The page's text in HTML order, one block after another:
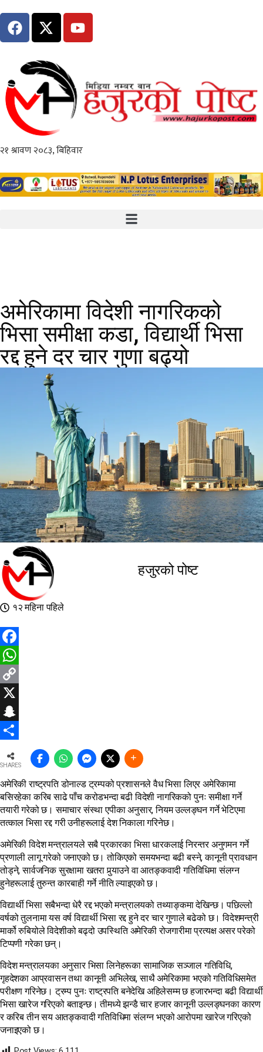
अमेरिकामा विदेशी नागरिकको
भिसा समीक्षा कडा, विद्यार्थी भिसा
रद्द हुने दर चार गुणा बढ्यो
हजुरको पोष्ट
१२ महिना पहिले
Facebook
WhatsApp
Copy
Link
X
Snapchat
SHARES
अमेरिकी राष्ट्रपति डोनाल्ड ट्रम्पको प्रशासनले वैध भिसा लिएर अमेरिकामा
बसिरहेका करिब साढे पाँच करोडभन्दा बढी विदेशी नागरिकको पुनः समीक्षा गर्ने
तयारी गरेको छ। समाचार संस्था एपीका अनुसार, नियम उल्लङ्घन गर्ने भेटिएमा
तत्काल भिसा रद्द गरी उनीहरूलाई देश निकाला गरिनेछ।
अमेरिकी विदेश मन्त्रालयले सबै प्रकारका भिसा धारकलाई निरन्तर अनुगमन गर्ने
प्रणाली लागू गरेको जनाएको छ। तोकिएको समयभन्दा बढी बस्ने, कानूनी प्रावधान
तोड्ने, सार्वजनिक सुरक्षामा खतरा पुर्‍याउने वा आतङ्कवादी गतिविधिमा संलग्न
हुनेहरूलाई तुरुन्त कारबाही गर्ने नीति ल्याइएको छ।
विद्यार्थी भिसा सबैभन्दा धेरै रद्द भएको मन्त्रालयको तथ्याङ्कमा देखिन्छ। पछिल्लो
वर्षको तुलनामा यस वर्ष विद्यार्थी भिसा रद्द हुने दर चार गुणाले बढेको छ। विदेशमन्त्री
मार्को रुबियोले विदेशीको बढ्दो उपस्थिति अमेरिकी रोजगारीमा प्रत्यक्ष असर परेको
टिप्पणी गरेका छन्।
विदेश मन्त्रालयका अनुसार भिसा लिनेहरूका सामाजिक सञ्जाल गतिविधि,
गृहदेशका आप्रवासन तथा कानूनी अभिलेख, साथै अमेरिकामा भएको गतिविधिसमेत
परीक्षण गरिनेछ। ट्रम्प पुनः राष्ट्रपति बनेदेखि अहिलेसम्म छ हजारभन्दा बढी विद्यार्थी
भिसा खारेज गरिएको बताइन्छ। तीमध्ये झन्डै चार हजार कानूनी उल्लङ्घनका कारण
र करिब तीन सय आतङ्कवादी गतिविधिमा संलग्न भएको आरोपमा खारेज गरिएको
जनाइएको छ।